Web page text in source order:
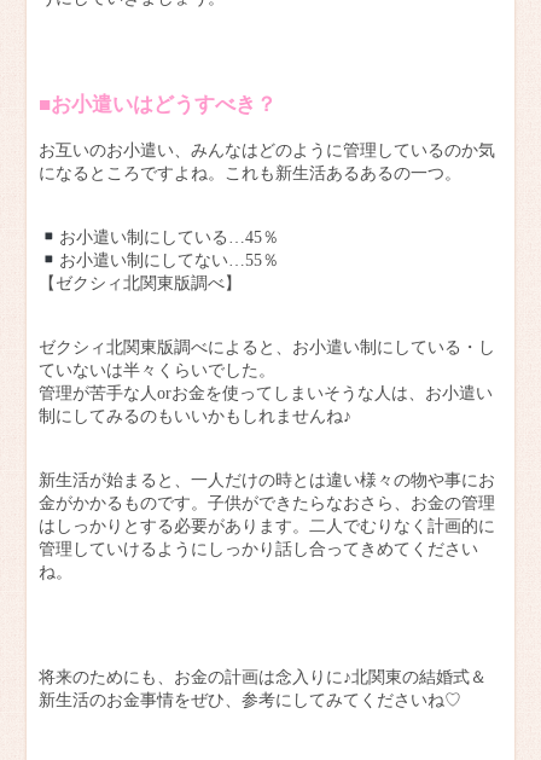
■お小遣いはどうすべき？
お互いのお小遣い、みんなはどのように管理しているのか気
になるところですよね。これも新生活あるあるの一つ。
お小遣い制にしている…45％
お小遣い制にしてない…55％
【ゼクシィ北関東版調べ】
ゼクシィ北関東版調べによると、お小遣い制にしている・し
ていないは半々くらいでした。
管理が苦手な人orお金を使ってしまいそうな人は、お小遣い
制にしてみるのもいいかもしれませんね♪
新生活が始まると、一人だけの時とは違い様々の物や事にお
金がかかるものです。子供ができたらなおさら、お金の管理
はしっかりとする必要があります。二人でむりなく計画的に
管理していけるようにしっかり話し合ってきめてください
ね。
将来のためにも、お金の計画は念入りに♪北関東の結婚式＆
新生活のお金事情をぜひ、参考にしてみてくださいね♡